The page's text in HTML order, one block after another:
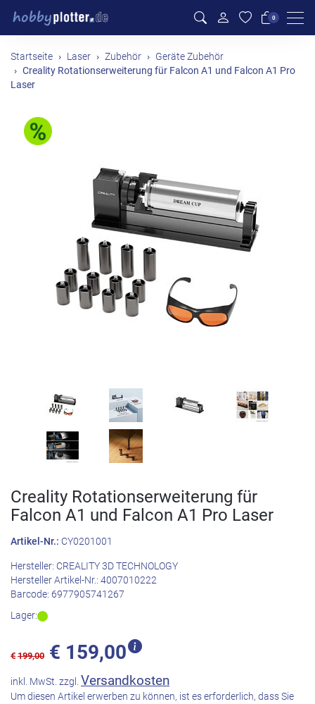
0
Startseite Laser Zubehör Geräte Zubehör
Creality Rotationserweiterung für Falcon A1 und Falcon A1 Pro
Laser
Creality Rotationserweiterung für
Falcon A1 und Falcon A1 Pro Laser
Artikel-Nr.: CY0201001
Hersteller: CREALITY 3D TECHNOLOGY
Hersteller Artikel-Nr.: 4007010222
Barcode: 6977905741267
Lager:
€ 199,00 € 159,00
inkl. MwSt. zzgl. Versandkosten
Um diesen Artikel erwerben zu können, ist es erforderlich, dass Sie